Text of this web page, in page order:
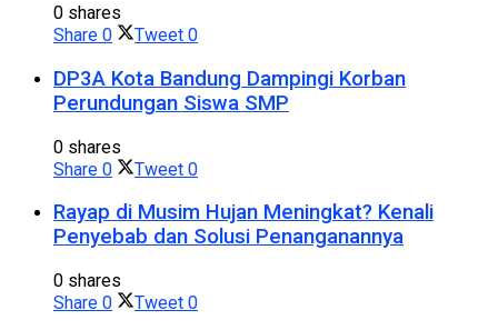
0 shares
Share 0 Tweet 0
DP3A Kota Bandung Dampingi Korban
Perundungan Siswa SMP
0 shares
Share 0 Tweet 0
Rayap di Musim Hujan Meningkat? Kenali
Penyebab dan Solusi Penanganannya
0 shares
Share 0 Tweet 0